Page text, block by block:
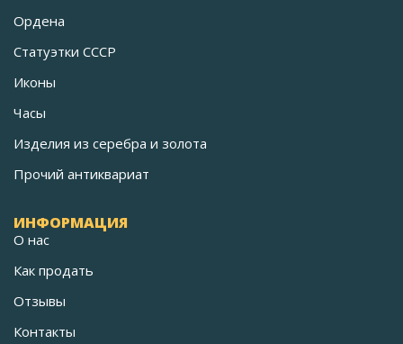
Ордена
Статуэтки СССР
Иконы
Часы
Изделия из серебра и золота
Прочий антиквариат
ИНФОРМАЦИЯ
О нас
Как продать
Отзывы
Контакты